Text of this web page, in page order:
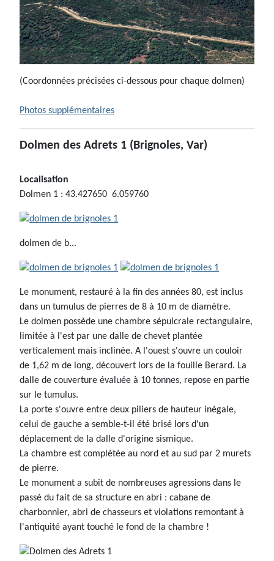
(Coordonnées précisées ci-dessous pour chaque dolmen)
Photos supplémentaires
Dolmen des Adrets 1 (Brignoles, Var)
Localisation
Dolmen 1 : 43.427650 6.059760
dolmen de b...
Le monument, restauré à la fin des années 80, est inclus
dans un tumulus de pierres de 8 à 10 m de diamètre.
Le dolmen possède une chambre sépulcrale rectangulaire,
limitée à l'est par une dalle de chevet plantée
verticalement mais inclinée. A l'ouest s'ouvre un couloir
de 1,62 m de long, découvert lors de la fouille Berard. La
dalle de couverture évaluée à 10 tonnes, repose en partie
sur le tumulus.
La porte s'ouvre entre deux piliers de hauteur inégale,
celui de gauche a semble-t-il été brisé lors d'un
déplacement de la dalle d'origine sismique.
La chambre est complétée au nord et au sud par 2 murets
de pierre.
Le monument a subit de nombreuses agressions dans le
passé du fait de sa structure en abri : cabane de
charbonnier, abri de chasseurs et violations remontant à
l'antiquité ayant touché le fond de la chambre !